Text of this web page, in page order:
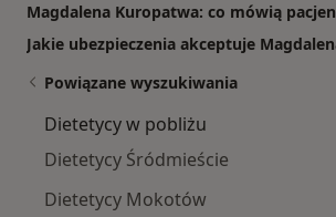
Magdalena Kuropatwa: co mówią
Jakie ubezpieczenia akceptuje
Powiązane wyszukiwania
Dietetycy w pobliżu
Dietetycy Śródmieście
Dietetycy Mokotów